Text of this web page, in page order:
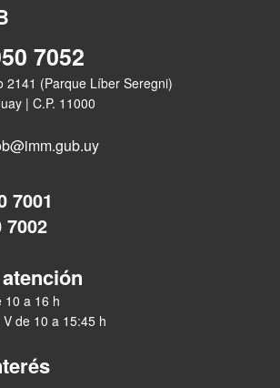
7052
2141 (Parque Líber Seregni)
| C.P. 11000
7001
7002
10 a 16 h
de 10 a 15:45 h